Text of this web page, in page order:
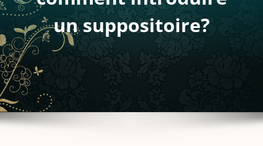
un suppositoire?